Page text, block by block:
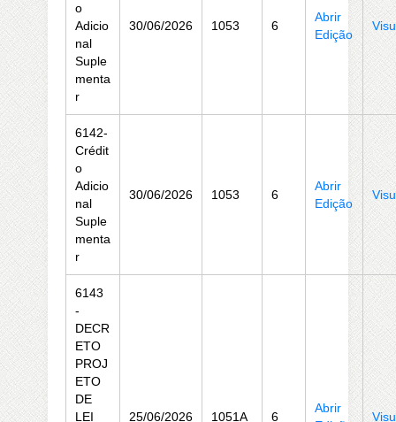
o
Adicio
nal
Suple
menta
r
30/06/2026 1053 6
Abrir
Edição
6142-
Crédit
o
Adicio
nal
Suple
menta
r
30/06/2026 1053 6
Abrir
Edição
6143
-
DECR
ETO
PROJ
ETO
DE
LEI
25/06/2026 1051A 6
Abrir